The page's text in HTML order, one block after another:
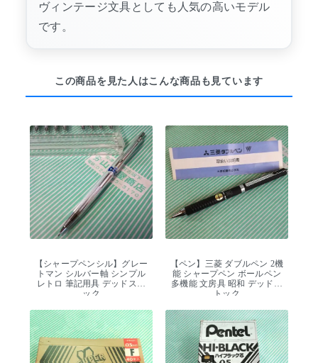
ヴィンテージ文具としても人気の高いモデル
です。
この商品を見た人はこんな商品も見ています
【シャープペンシル】グレー
トマン シルバー軸 シンプル
レトロ 筆記用具 デッドスト
ック
【ペン】三菱 ダブルペン 2機
能 シャープペン ボールペン
多機能 文房具 昭和 デッドス
トック